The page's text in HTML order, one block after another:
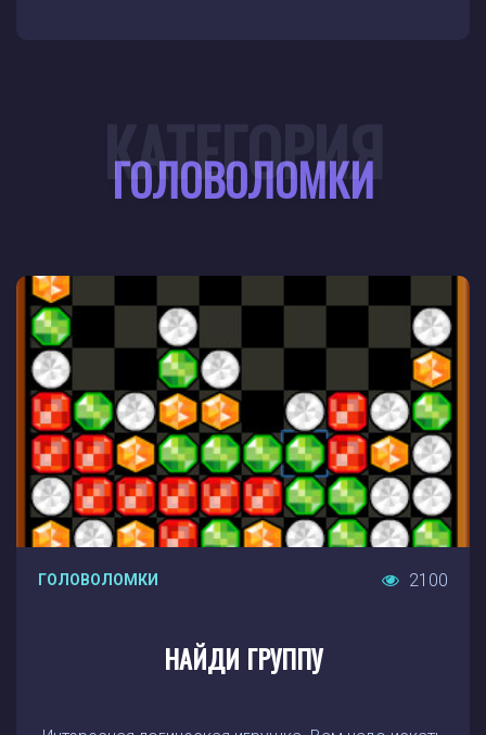
ГОЛОВОЛОМКИ
КАТЕГОРИЯ
ГОЛОВОЛОМКИ 2100
НАЙДИ ГРУППУ